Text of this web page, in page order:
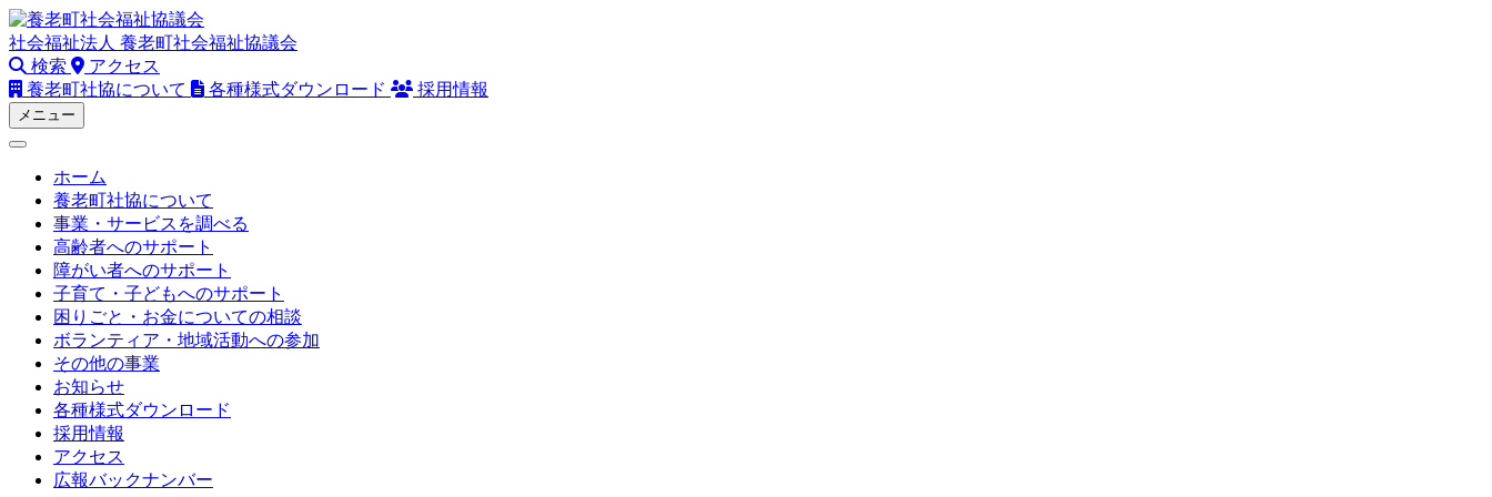
Skip
to
content
社会福祉法人 養老町社会福祉協議会
検索
アクセス
養老町社協について
各種様式ダウンロード 採用情報
メニュー
ホーム
養老町社協について
事業・サービスを調べる
高齢者へのサポート
障がい者へのサポート
子育て・子どもへのサポート
困りごと・お金についての相談
ボランティア・地域活動への参加
その他の事業
お知らせ
各種様式ダウンロード
採用情報
アクセス
広報バックナンバー